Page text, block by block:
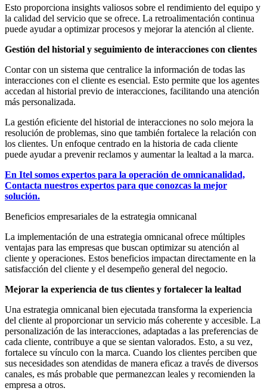
Esto proporciona insights valiosos sobre el rendimiento del equipo y
la calidad del servicio que se ofrece. La retroalimentación continua
puede ayudar a optimizar procesos y mejorar la atención al cliente.
Gestión del historial y seguimiento de interacciones con clientes
Contar con un sistema que centralice la información de todas las
interacciones con el cliente es esencial. Esto permite que los agentes
accedan al historial previo de interacciones, facilitando una atención
más personalizada.
La gestión eficiente del historial de interacciones no solo mejora la
resolución de problemas, sino que también fortalece la relación con
los clientes. Un enfoque centrado en la historia de cada cliente
puede ayudar a prevenir reclamos y aumentar la lealtad a la marca.
En Itel somos expertos para la operación de omnicanalidad,
Contacta nuestros expertos para que conozcas la mejor
solución.
Beneficios empresariales de la estrategia omnicanal
La implementación de una estrategia omnicanal ofrece múltiples
ventajas para las empresas que buscan optimizar su atención al
cliente y operaciones. Estos beneficios impactan directamente en la
satisfacción del cliente y el desempeño general del negocio.
Mejorar la experiencia de tus clientes y fortalecer la lealtad
Una estrategia omnicanal bien ejecutada transforma la experiencia
del cliente al proporcionar un servicio más coherente y accesible. La
personalización de las interacciones, adaptadas a las preferencias de
cada cliente, contribuye a que se sientan valorados. Esto, a su vez,
fortalece su vínculo con la marca. Cuando los clientes perciben que
sus necesidades son atendidas de manera eficaz a través de diversos
canales, es más probable que permanezcan leales y recomienden la
empresa a otros.